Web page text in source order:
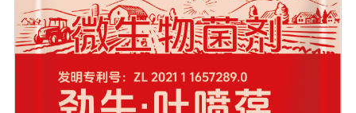
旱、药害、盐害等逆境的抗逆能力。●营养丰富，促进植物
生长发育，叶片更加柔软浓绿、毛细根增多，预防早衰，
增产提质。【适用范围】玉米、小麦、果树、土豆、红
薯、辣椒、番茄、黄瓜丶韮菜、甘蓝等瓜果、蔬菜。【注
意事项】1.本品内含大量有益活菌，不可与杀菌剂混合使
用，用过农药 的喷雾器一定要认真清洗后在喷菌剂。2.本
品如与化肥混用，要现混现用。【贮 存】于阴凉干燥处保